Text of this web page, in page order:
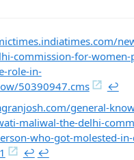
commission-for-women-
role-in-
50390947.cms
↩︎
general-
maliwal-the-delhi-
who-got-molested-
↩︎ ↩︎